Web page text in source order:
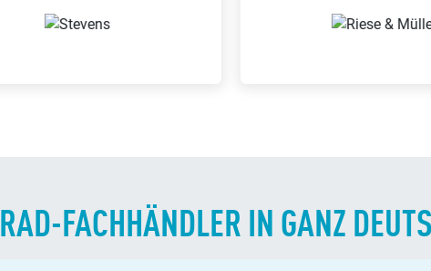
FACHHÄNDLER IN GANZ